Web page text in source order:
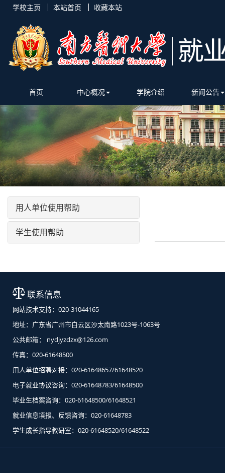
学校主页 本站首页 收藏本站
首页 中心概况 学院介绍 新闻公告
用人单位使用帮助
学生使用帮助
联系信息
网站技术支持：020-31044165
地址：广东省广州市白云区沙太南路1023号-1063号
公共邮箱： nydjyzdzx@126.com
传真：020-61648500
用人单位招聘对接：020-61648657/61648520
电子就业协议咨询：020-61648783/61648500
毕业生档案咨询：020-61648500/61648521
就业信息填报、反馈咨询：020-61648783
学生成长指导教研室：020-61648520/61648522